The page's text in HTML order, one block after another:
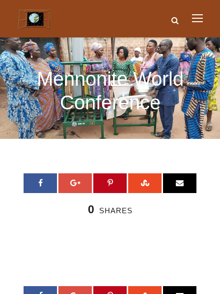
Mennonite World
Conference
0 SHARES